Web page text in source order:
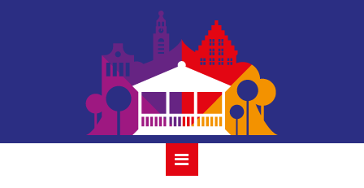
houtmansplantsoen-
amazing